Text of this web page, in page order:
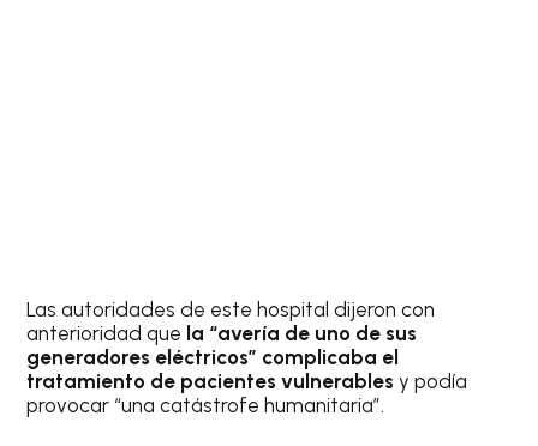
Las autoridades de este hospital dijeron con
anterioridad que la “avería de uno de sus
generadores eléctricos” complicaba el
tratamiento de pacientes vulnerables y podía
provocar “una catástrofe humanitaria”.